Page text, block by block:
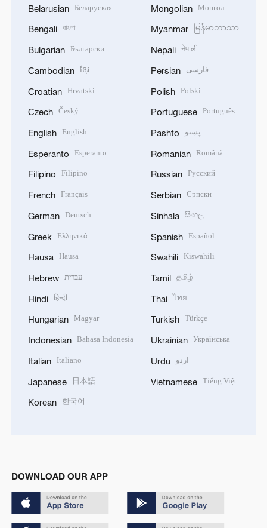
Belarusian Беларуская
Bengali বাংলা
Bulgarian Български
Cambodian ខ្មែរ
Croatian Hrvatski
Czech Český
English English
Esperanto Esperanto
Filipino Filipino
French Français
German Deutsch
Greek Ελληνικά
Hausa Hausa
Hebrew עברית
Hindi हिन्दी
Hungarian Magyar
Indonesian Bahasa Indonesia
Italian Italiano
Japanese 日本語
Korean 한국어
Mongolian Монгол
Myanmar မြန်မာဘာသာ
Nepali नेपाली
Persian فارسی
Polish Polski
Portuguese Português
Pashto پښتو
Romanian Română
Russian Русский
Serbian Српски
Sinhala සිංහල
Spanish Español
Swahili Kiswahili
Tamil தமிழ்
Thai ไทย
Turkish Türkçe
Ukrainian Українська
Urdu اردو
Vietnamese Tiếng Việt
DOWNLOAD OUR APP